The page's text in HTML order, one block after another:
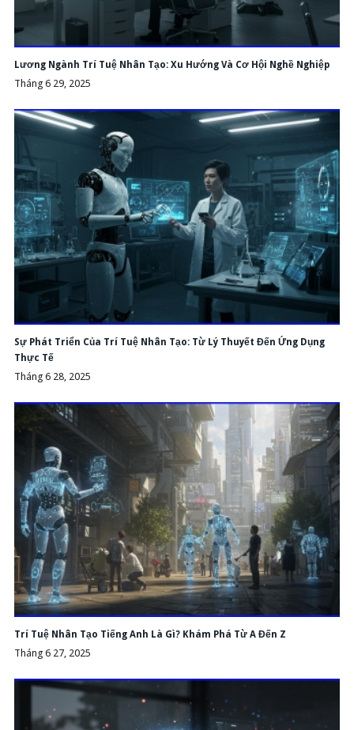
Lương Ngành Trí Tuệ Nhân Tạo: Xu Hướng Và Cơ Hội Nghề Nghiệp
Tháng 6 29, 2025
Sự Phát Triển Của Trí Tuệ Nhân Tạo: Từ Lý Thuyết Đến Ứng Dụng
Thực Tế
Tháng 6 28, 2025
Trí Tuệ Nhân Tạo Tiếng Anh Là Gì? Khám Phá Từ A Đến Z
Tháng 6 27, 2025